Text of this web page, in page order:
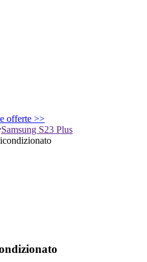
offerte >>
Samsung S23 Plus